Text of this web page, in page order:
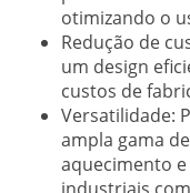
otimizando o
Redução de
um design
custos de
Versatilidade:
ampla gama
aquecimento